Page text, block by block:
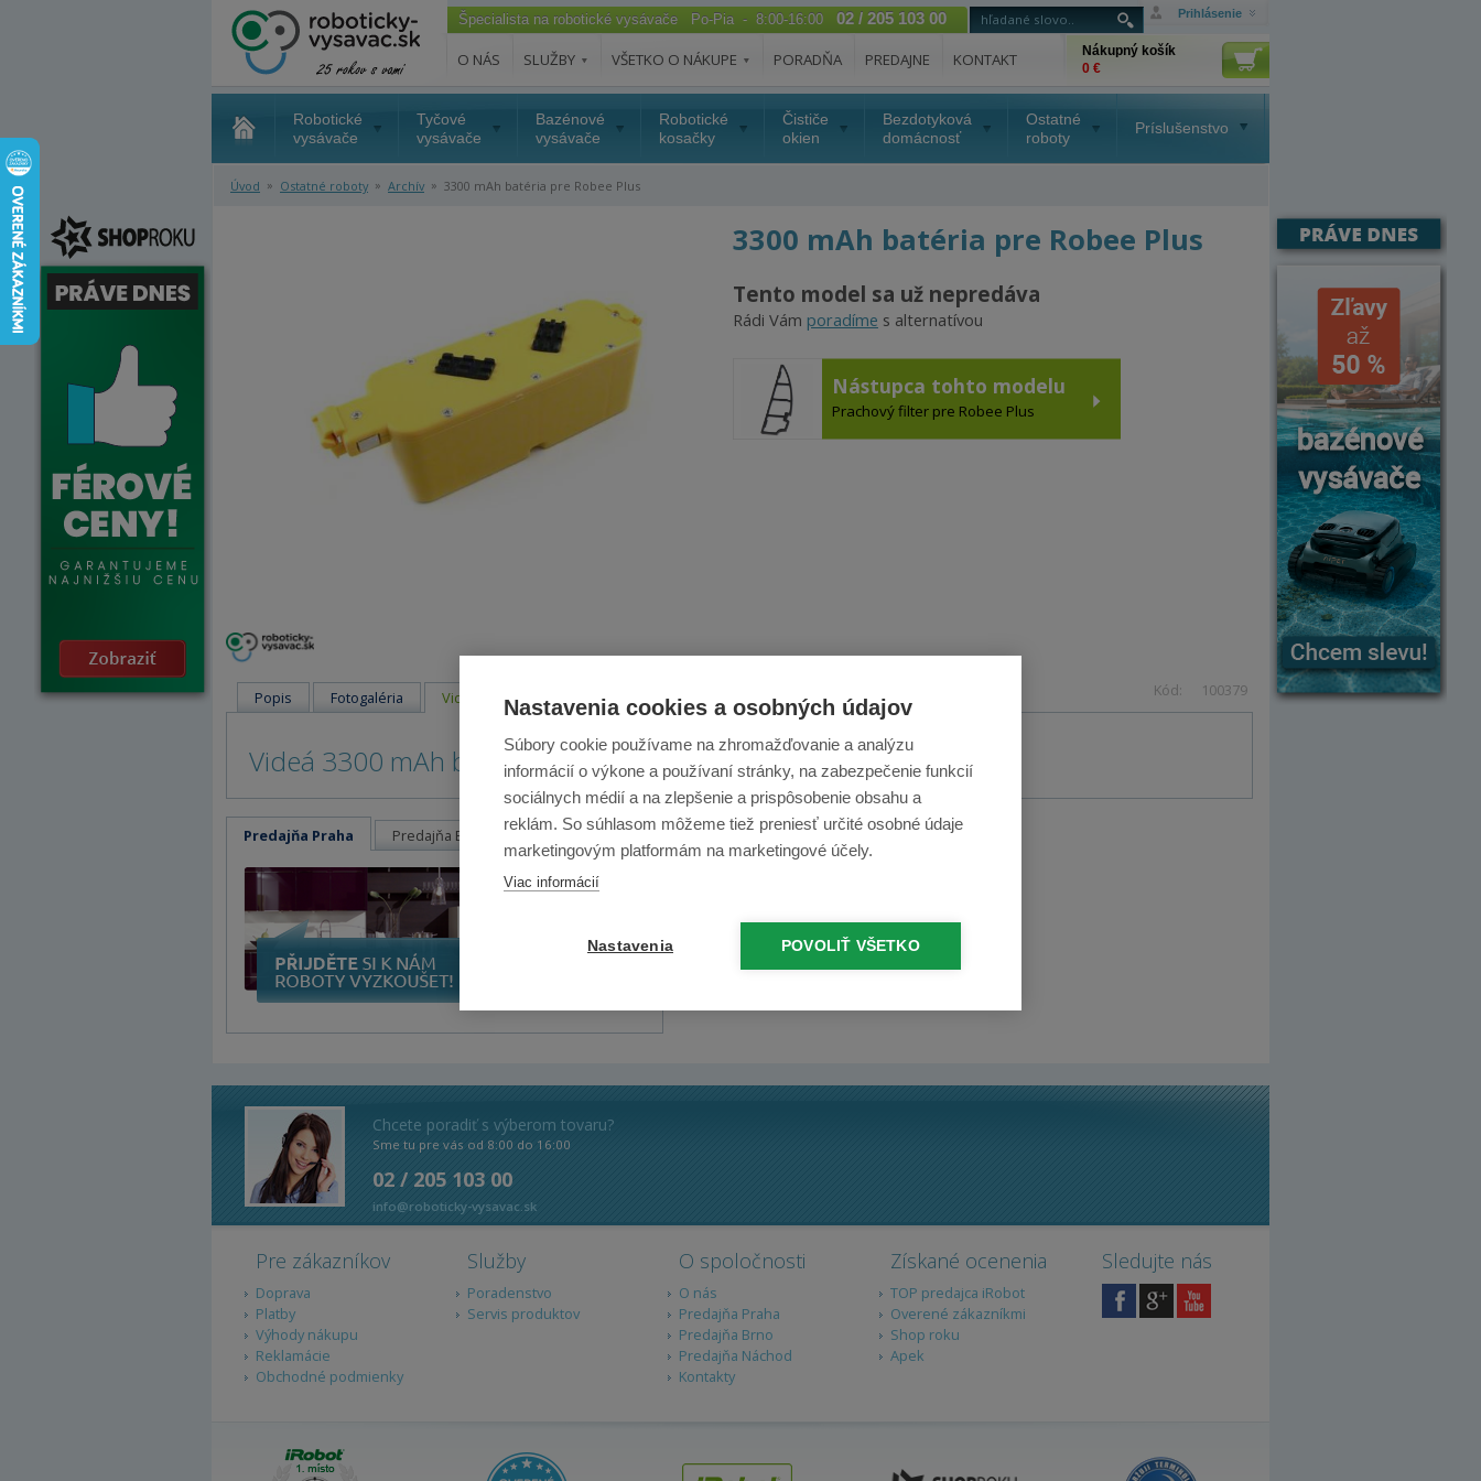
Prihlásenie
Špecialista na robotické vysávače Po-Pia - 8:00-16:00 02 / 205 103 00
O NÁS SLUŽBY VŠETKO O NÁKUPE PORADŇA PREDAJNE KONTAKT
Nákupný košík
0 €
Robotické
vysávače
Tyčové
vysávače
Bazénové
vysávače
Robotické
kosačky
Čističe
okien
Bezdotyková
domácnosť
Ostatné
roboty
Príslušenstvo
Úvod » Ostatné roboty » Archív » 3300 mAh batéria pre Robee Plus
3300 mAh batéria pre Robee Plus
Tento model sa už nepredáva
Rádi Vám poradíme s alternatívou
Nástupca tohto modelu
Prachový filter pre Robee Plus
Kód: 100379
Popis Fotogaléria Videá Príslušenstvo Na stiahnutie Diskusia Recenzie
Videá 3300 mAh batéria pre Robee Plus
Predajňa Praha Predajňa Brno Predajňa Náchod
U Elektry
Chcete poradiť s výberom tovaru?
Sme tu pre vás od 8:00 do 16:00
02 / 205 103 00
info@roboticky-vysavac.sk
Pre zákazníkov
Doprava
Platby
Výhody nákupu
Reklamácie
Obchodné podmienky
Služby
Poradenstvo
Servis produktov
O spoločnosti
O nás
Predajňa Praha
Predajňa Brno
Predajňa Náchod
Kontakty
Získané ocenenia
TOP predajca iRobot
Overené zákazníkmi
Shop roku
Apek
Sledujte nás
Nastavenia cookies a osobných údajov
Súbory cookie používame na zhromažďovanie a analýzu
informácií o výkone a používaní stránky, na zabezpečenie funkcií
sociálnych médií a na zlepšenie a prispôsobenie obsahu a
reklám. So súhlasom môžeme tiež preniesť určité osobné údaje
marketingovým platformám na marketingové účely.
Viac informácií
Nastavenia POVOLIŤ VŠETKO